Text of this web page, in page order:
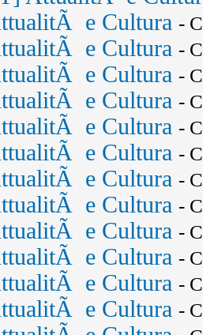
e Cultura -
e Cultura -
e Cultura -
e Cultura -
e Cultura -
e Cultura -
e Cultura -
e Cultura -
e Cultura -
e Cultura -
e Cultura -
e Cultura -